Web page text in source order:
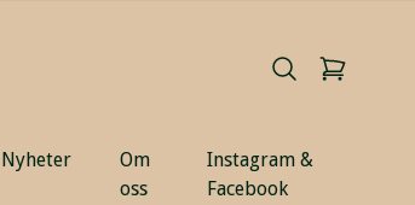
Nyheter
Om
oss
Instagram &
Facebook